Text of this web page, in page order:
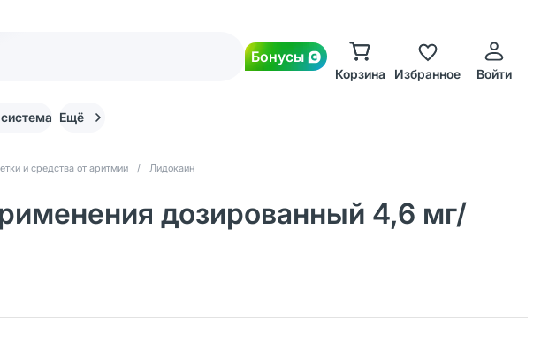
Бонусы
Корзина Избранное Войти
Ещё
и средства от аритмии / Лидокаин
дозированный 4,6 мг/